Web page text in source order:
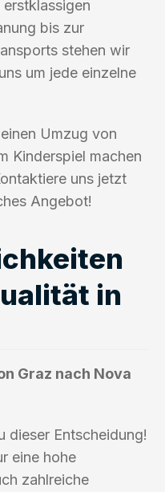
erstklassigen
bis zur
stehen wir
um jede einzelne
Umzug von
Kinderspiel machen
uns jetzt
Angebot!
in
Graz nach Nova
dieser Entscheidung!
eine hohe
zahlreiche